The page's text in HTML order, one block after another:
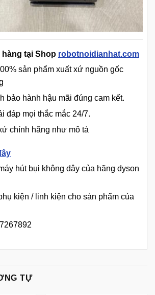
tại Shop robotnoidianhat.com
sản phẩm xuất xứ nguồn gốc
bảo hành hậu mãi đúng cam kết.
đáp mọi thắc mắc 24/7.
chính hãng như mô tả
hút bụi không dây của hãng dyson
kiện / linh kiện cho sản phẩm của
TỰ